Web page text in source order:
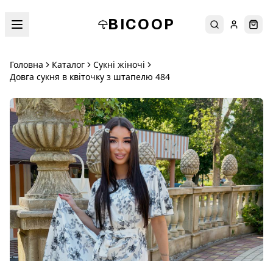
BICOOP ПошукУвійти
Головна Каталог
Сукні жіночі
Довга сукня в квіточку з штапелю 484